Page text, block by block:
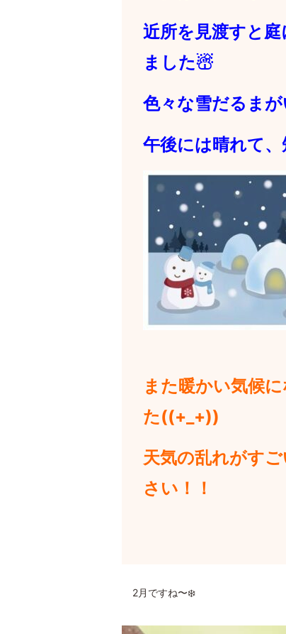
近所を見渡すと
ました☃
色々な雪だるま
午後には晴れて
また暖かい気候
た((+_+))
天気の乱れがす
さい！！
2月ですね〜❄️